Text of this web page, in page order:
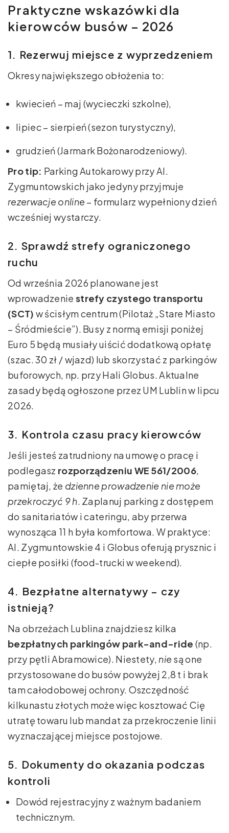
Praktyczne wskazówki dla
kierowców busów – 2026
1. Rezerwuj miejsce z wyprzedzeniem
Okresy największego obłożenia to:
kwiecień – maj (wycieczki szkolne),
lipiec – sierpień (sezon turystyczny),
grudzień (Jarmark Bożonarodzeniowy).
Pro tip: Parking Autokarowy przy Al.
Zygmuntowskich jako jedyny przyjmuje
rezerwacje online– formularz wypełniony dzień
wcześniej wystarczy.
2. Sprawdź strefy ograniczonego
ruchu
Od września 2026 planowane jest
wprowadzenie strefy czystego transportu
(SCT) w ścisłym centrum (Pilotaż „Stare Miasto
– Śródmieście”). Busy z normą emisji poniżej
Euro 5 będą musiały uiścić dodatkową opłatę
(szac. 30 zł / wjazd) lub skorzystać z parkingów
buforowych, np. przy Hali Globus. Aktualne
zasady będą ogłoszone przez UM Lublin w lipcu
2026.
3. Kontrola czasu pracy kierowców
Jeśli jesteś zatrudniony na umowę o pracę i
podlegasz rozporządzeniu WE 561/2006,
pamiętaj, że dzienne prowadzenie nie może
przekroczyć 9 h. Zaplanuj parking z dostępem
do sanitariatów i cateringu, aby przerwa
wynosząca 11 h była komfortowa. W praktyce:
Al. Zygmuntowskie 4 i Globus oferują prysznic i
ciepłe posiłki (food-trucki w weekend).
4. Bezpłatne alternatywy – czy
istnieją?
Na obrzeżach Lublina znajdziesz kilka
bezpłatnych parkingów park-and-ride (np.
przy pętli Abramowice). Niestety, niesą one
przystosowane do busów powyżej 2,8 t i brak
tam całodobowej ochrony. Oszczędność
kilkunastu złotych może więc kosztować Cię
utratę towaru lub mandat za przekroczenie linii
wyznaczającej miejsce postojowe.
5. Dokumenty do okazania podczas
kontroli
Dowód rejestracyjny z ważnym badaniem
technicznym.